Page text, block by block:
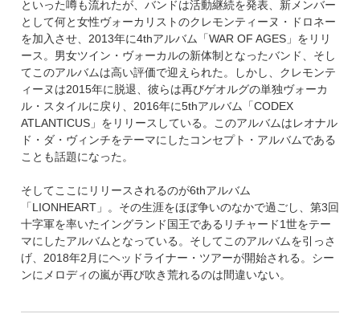
といった噂も流れたが、バンドは活動継続を発表、新メンバー
として何と女性ヴォーカリストのクレモンティーヌ・ドロネー
を加入させ、2013年に4thアルバム「WAR OF AGES」をリリ
ース。男女ツイン・ヴォーカルの新体制となったバンド、そし
てこのアルバムは高い評価で迎えられた。しかし、クレモンテ
ィーヌは2015年に脱退、彼らは再びゲオルグの単独ヴォーカ
ル・スタイルに戻り、2016年に5thアルバム「CODEX
ATLANTICUS」をリリースしている。このアルバムはレオナル
ド・ダ・ヴィンチをテーマにしたコンセプト・アルバムである
ことも話題になった。
そしてここにリリースされるのが6thアルバム
「LIONHEART」。その生涯をほぼ争いのなかで過ごし、第3回
十字軍を率いたイングランド国王であるリチャード1世をテー
マにしたアルバムとなっている。そしてこのアルバムを引っさ
げ、2018年2月にヘッドライナー・ツアーが開始される。シー
ンにメロディの嵐が再び吹き荒れるのは間違いない。